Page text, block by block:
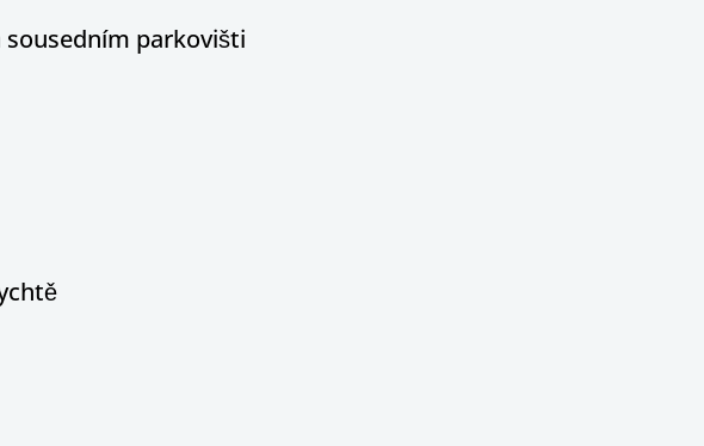
sousedním parkovišti